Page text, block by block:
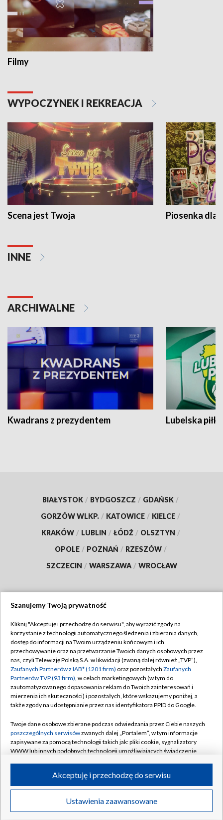
Filmy
WYPOCZYNEK I REKREACJA
Scena jest Twoja Piosenka dla
INNE
ARCHIWALNE
Kwadrans z prezydentem Lubelska piłka
BIAŁYSTOK / BYDGOSZCZ / GDAŃSK /
GORZÓW WLKP. / KATOWICE / KIELCE /
KRAKÓW / LUBLIN / ŁÓDŹ / OLSZTYN /
OPOLE / POZNAŃ / RZESZÓW /
SZCZECIN / WARSZAWA / WROCŁAW
TVP
Abonament TVP
Emisja w TVP
Centrum informacji TVP
Naziemna Telewizja Cyfrowa
Rada Programowa
System NOS
Informacje o nadawcy
Program dla prasy
Ogłoszenie przetargowe
Regulamin TVP
Polityka prywatności
Moje zgody
Pomoc
Kontakt
Kanały
©2026 Telewizja Polska S.A. w likwidacji
Szanujemy Twoją prywatność
Kliknij "Akceptuję i przechodzę do serwisu", aby wyrazić zgody na
korzystanie z technologii automatycznego śledzenia i zbierania danych,
dostęp do informacji na Twoim urządzeniu końcowym i ich
przechowywanie oraz na przetwarzanie Twoich danych osobowych przez
nas, czyli Telewizję Polską S.A. w likwidacji (zwaną dalej również „TVP”),
Zaufanych Partnerów z IAB* (1201 firm) oraz pozostałych Zaufanych
Partnerów TVP (93 firm), w celach marketingowych (w tym do
zautomatyzowanego dopasowania reklam do Twoich zainteresowań i
mierzenia ich skuteczności) i pozostałych, które wskazujemy poniżej, a
także zgody na udostępnianie przez nas identyfikatora PPID do Google.
Twoje dane osobowe zbierane podczas odwiedzania przez Ciebie naszych
poszczególnych serwisówzwanych dalej „Portalem”, w tym informacje
zapisywane za pomocą technologii takich jak: pliki cookie, sygnalizatory
WWW lub innych podobnych technologii umożliwiających świadczenie
ruchu w Internecie.
Twoje dane osobowe zbierane podczas odwiedzania przez Ciebie
poszczególnych serwisówna Portalu, takie jak adresy IP, identyfikatory
Ustawienia zaawansowane
Akceptuję i przechodzę do serwisu